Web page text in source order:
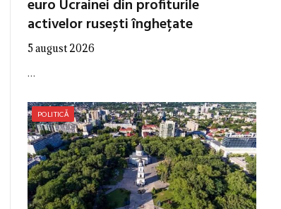
euro Ucrainei din profiturile
activelor rusești înghețate
5 august 2026
…
POLITICĂ